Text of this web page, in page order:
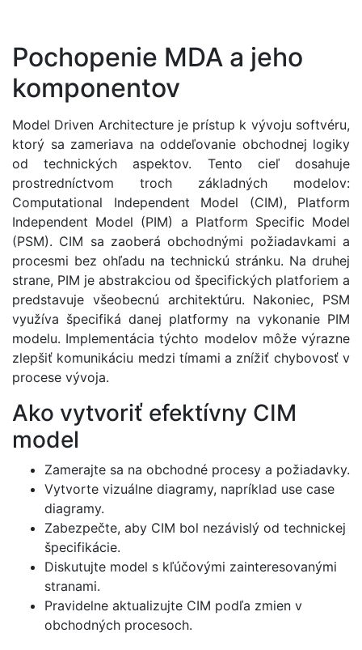
Pochopenie MDA a jeho
komponentov
Model Driven Architecture je prístup k vývoju softvéru,
ktorý sa zameriava na oddeľovanie obchodnej logiky
od technických aspektov. Tento cieľ dosahuje
prostredníctvom troch základných modelov:
Computational Independent Model (CIM), Platform
Independent Model (PIM) a Platform Specific Model
(PSM). CIM sa zaoberá obchodnými požiadavkami a
procesmi bez ohľadu na technickú stránku. Na druhej
strane, PIM je abstrakciou od špecifických platforiem a
predstavuje všeobecnú architektúru. Nakoniec, PSM
využíva špecifiká danej platformy na vykonanie PIM
modelu. Implementácia týchto modelov môže výrazne
zlepšiť komunikáciu medzi tímami a znížiť chybovosť v
procese vývoja.
Ako vytvoriť efektívny CIM
model
Zamerajte sa na obchodné procesy a požiadavky.
Vytvorte vizuálne diagramy, napríklad use case
diagramy.
Zabezpečte, aby CIM bol nezávislý od technickej
špecifikácie.
Diskutujte model s kľúčovými zainteresovanými
stranami.
Pravidelne aktualizujte CIM podľa zmien v
obchodných procesoch.